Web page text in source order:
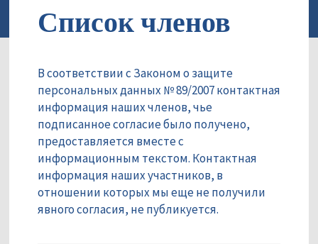
Список членов
В соответствии с Законом о защите
персональных данных № 89/2007 контактная
информация наших членов, чье
подписанное согласие было получено,
предоставляется вместе с
информационным текстом. Контактная
информация наших участников, в
отношении которых мы еще не получили
явного согласия, не публикуется.